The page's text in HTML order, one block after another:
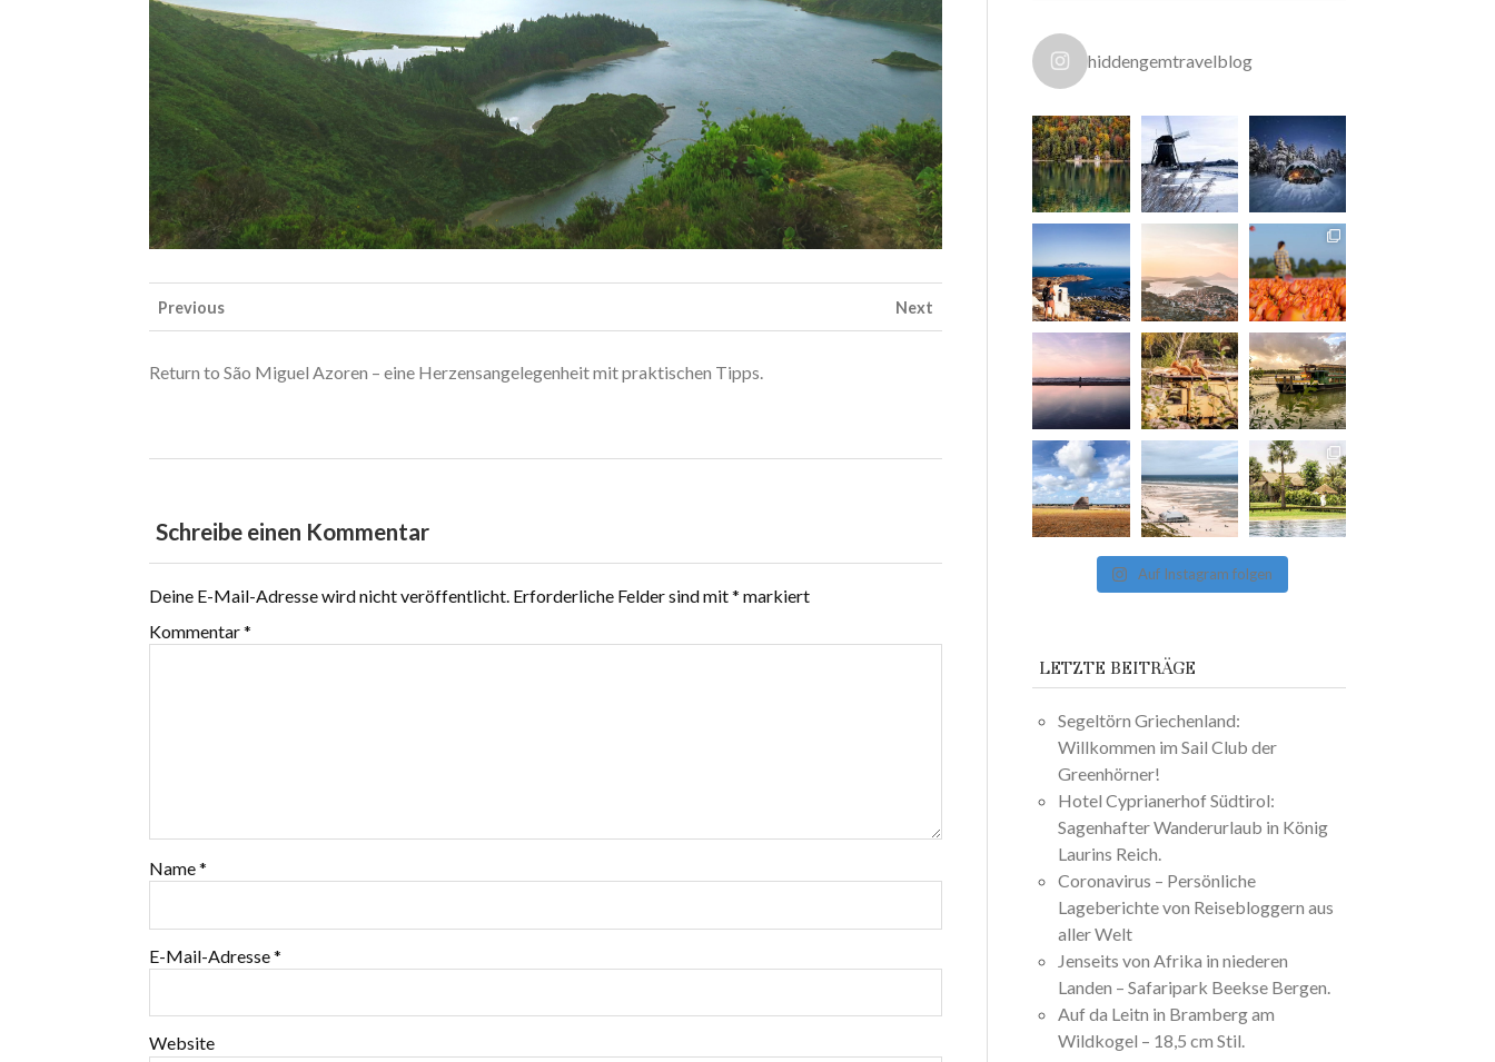
Previous Next
Return to São Miguel Azoren – eine Herzensangelegenheit mit praktischen Tipps.
Schreibe einen Kommentar
Deine E-Mail-Adresse wird nicht veröffentlicht. Erforderliche Felder sind mit* markiert
Kommentar*
Name*
E-Mail-Adresse*
Website
hiddengemtravelblog
Auf Instagram folgen
LETZTE BEITRÄGE
Segeltörn Griechenland:
Willkommen im Sail Club der
Greenhörner!
Hotel Cyprianerhof Südtirol:
Sagenhafter Wanderurlaub in König
Laurins Reich.
Coronavirus – Persönliche
Lageberichte von Reisebloggern aus
aller Welt
Jenseits von Afrika in niederen
Landen – Safaripark Beekse Bergen.
Auf da Leitn in Bramberg am
Wildkogel – 18,5 cm Stil.